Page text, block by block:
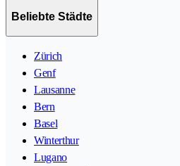
Beliebte Städte
Zürich
Genf
Lausanne
Bern
Basel
Winterthur
Lugano